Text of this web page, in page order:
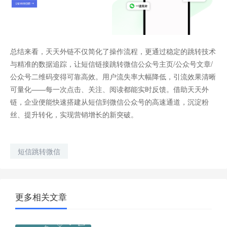
总结来看，天天外链不仅简化了操作流程，更通过稳定的跳转技术
与精准的数据追踪，让短信链接跳转微信公众号主页/公众号文章/
公众号二维码变得可靠高效。用户流失率大幅降低，引流效果清晰
可量化——每一次点击、关注、阅读都能实时反馈。借助天天外
链，企业便能快速搭建从短信到微信公众号的高速通道，沉淀粉
丝、提升转化，实现营销增长的新突破。
短信跳转微信
更多相关文章